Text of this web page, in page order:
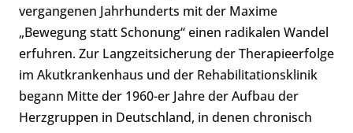
vergangenen Jahrhunderts mit der Maxime
„Bewegung statt Schonung“ einen radikalen Wandel
erfuhren. Zur Langzeitsicherung der Therapieerfolge
im Akutkrankenhaus und der Rehabilitationsklinik
begann Mitte der 1960-er Jahre der Aufbau der
Herzgruppen in Deutschland, in denen chronisch